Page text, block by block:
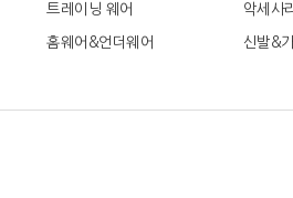
트레이닝 웨어 악세사
홈웨어&언더웨어 신발&